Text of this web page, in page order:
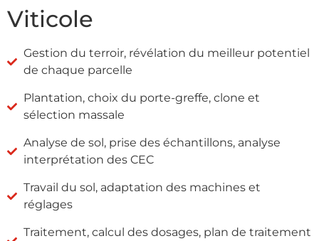
Viticole
Gestion du terroir, révélation du meilleur potentiel
de chaque parcelle
Plantation, choix du porte-greffe, clone et
sélection massale
Analyse de sol, prise des échantillons, analyse
interprétation des CEC
Travail du sol, adaptation des machines et
réglages
Traitement, calcul des dosages, plan de traitement